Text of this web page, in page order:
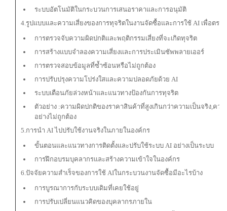
ระบบอัตโนมัติในกระบวนการเสนอราคาและการอนุมัติ
4.รูปแบบและความเสี่ยงของการทุจริตในงานจัดซื้อและการใช้ AI เพื่อตรว
การตรวจจับความผิดปกติและพฤติกรรมเสี่ยงที่จะเกิดทุจริต
การสร้างแบบจำลองความเสี่ยงและการประเมินซัพพลายเออร์
การตรวจสอบข้อมูลที่ซ้ำซ้อนหรือไม่ถูกต้อง
การปรับปรุงความโปร่งใสและความปลอดภัยด้วย AI
ระบบเตือนภัยล่วงหน้าและแนวทางป้องกันการทุจริต
ตัวอย่าง :ความผิดปกติของราคาสินค้าที่สูงเกินกว่าความเป็นจริง,ค
อย่างไม่ถูกต้อง
5.การนำ AI ไปปรับใช้งานจริงในภายในองค์กร
ขั้นตอนและแนวทางการติดตั้งและปรับใช้ระบบ AI อย่างเป็นระบบ
การฝึกอบรมบุคลากรและสร้างความเข้าใจในองค์กร
6.ปัจจัยความสำเร็จของการใช้ AIในกระบวนงานจัดซื้อมีอะไรบ้าง
การบูรณาการกับระบบเดิมที่เคยใช้อยู่
การปรับเปลี่ยนแนวคิดของบุคลากรภายใน